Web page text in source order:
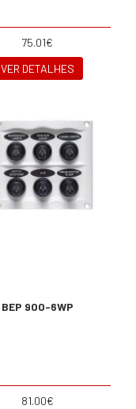
75.01€
VER DETALHES
BEP 900-6WP
81.00€